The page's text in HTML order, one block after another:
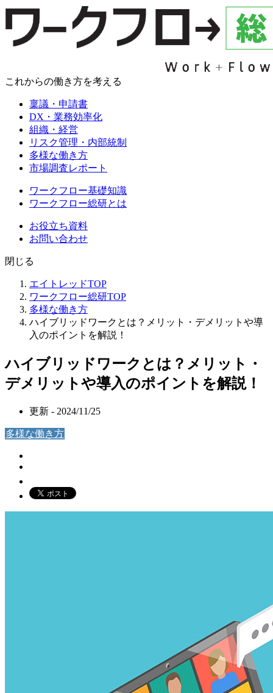
これからの働き方を考える
稟議・申請書
DX・業務効率化
組織・経営
リスク管理・内部統制
多様な働き方
市場調査レポート
ワークフロー基礎知識
ワークフロー総研とは
お役立ち資料
お問い合わせ
閉じる
エイトレッドTOP
ワークフロー総研TOP
多様な働き方
ハイブリッドワークとは？メリット・デメリットや導
入のポイントを解説！
ハイブリッドワークとは？メリット・
デメリットや導入のポイントを解説！
更新 - 2024/11/25
多様な働き方